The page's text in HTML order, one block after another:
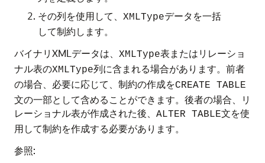
その列を使用して、 XMLTypeデータを一括
して制約します。
バイナリXMLデータは、 XMLType表またはリレーショ
ナル表のXMLType列に含まれる場合があります。前者
の場合、必要に応じて、制約の作成をCREATE TABLE
文の一部として含めることができます。後者の場合、リ
レーショナル表が作成された後、 ALTER TABLE文を使
用して制約を作成する必要があります。
参照: